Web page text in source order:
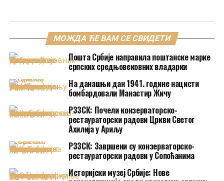
МОЖДА ЋЕ ВАМ СЕ СВИДЕТИ
Пошта Србије направила поштанске марке
српских средњовековних владарки
На данашњи дан 1941. године нацисти
бомбардовали Манастир Жичу
РЗЗСК: Почели конзерваторско-
рестаураторски радови Цркви Светог
Ахилија у Ариљу
РЗЗСК: Завршени су конзерваторско-
рестаураторски радови у Сопоћанима
Историјски музеј Србије: Нове